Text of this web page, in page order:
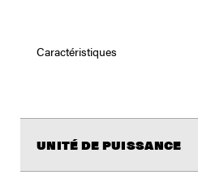
Caractéristiques
UNITÉ DE PUISSANCE